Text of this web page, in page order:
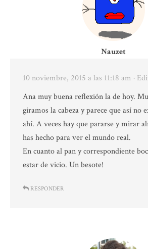
Nauzet
10 noviembre, 2015 a las 11:18 am ·
Ana muy buena reflexión la de hoy.
giramos la cabeza y parece que así no
ahí. A veces hay que pararse y mirar
has hecho para ver el mundo real.
En cuanto al pan y correspondiente
estar de vicio. Un besote!
RESPONDER